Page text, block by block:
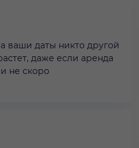
ваши даты никто другой
даже если аренда
не скоро